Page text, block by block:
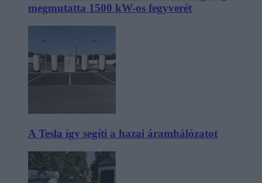
megmutatta 1500 kW-os fegyverét
A Tesla így segíti a hazai áramhálózatot